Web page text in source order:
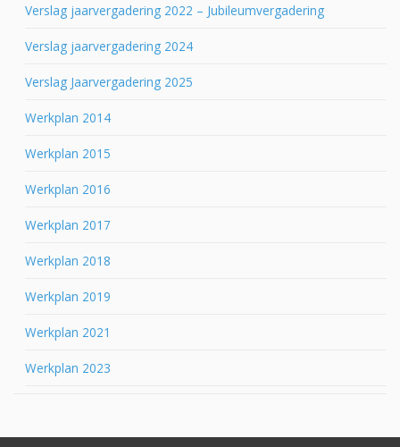
Verslag jaarvergadering 2022 – Jubileumvergadering
Verslag jaarvergadering 2024
Verslag Jaarvergadering 2025
Werkplan 2014
Werkplan 2015
Werkplan 2016
Werkplan 2017
Werkplan 2018
Werkplan 2019
Werkplan 2021
Werkplan 2023